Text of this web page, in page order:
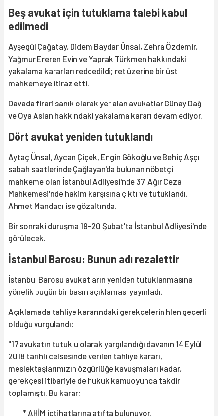
Beş avukat için tutuklama talebi kabul
edilmedi
Ayşegül Çağatay, Didem Baydar Ünsal, Zehra Özdemir,
Yağmur Ereren Evin ve Yaprak Türkmen hakkındaki
yakalama kararları reddedildi; ret üzerine bir üst
mahkemeye itiraz etti.
Davada firari sanık olarak yer alan avukatlar Günay Dağ
ve Oya Aslan hakkındaki yakalama kararı devam ediyor.
Dört avukat yeniden tutuklandı
Aytaç Ünsal, Aycan Çiçek, Engin Gökoğlu ve Behiç Aşçı
sabah saatlerinde Çağlayan'da bulunan nöbetçi
mahkeme olan İstanbul Adliyesi'nde 37. Ağır Ceza
Mahkemesi'nde hakim karşısına çıktı ve tutuklandı.
Ahmet Mandacı ise gözaltında.
Bir sonraki duruşma 19-20 Şubat'ta İstanbul Adliyesi'nde
görülecek.
İstanbul Barosu: Bunun adı rezalettir
İstanbul Barosu avukatların yeniden tutuklanmasına
yönelik bugün bir basın açıklaması yayınladı.
Açıklamada tahliye kararındaki gerekçelerin hlen geçerli
olduğu vurgulandı:
"17 avukatın tutuklu olarak yargılandığı davanın 14 Eylül
2018 tarihli celsesinde verilen tahliye kararı,
meslektaşlarımızın özgürlüğe kavuşmaları kadar,
gerekçesi itibariyle de hukuk kamuoyunca takdir
toplamıştı. Bu karar;
* AHİM içtihatlarına atıfta bulunuyor,